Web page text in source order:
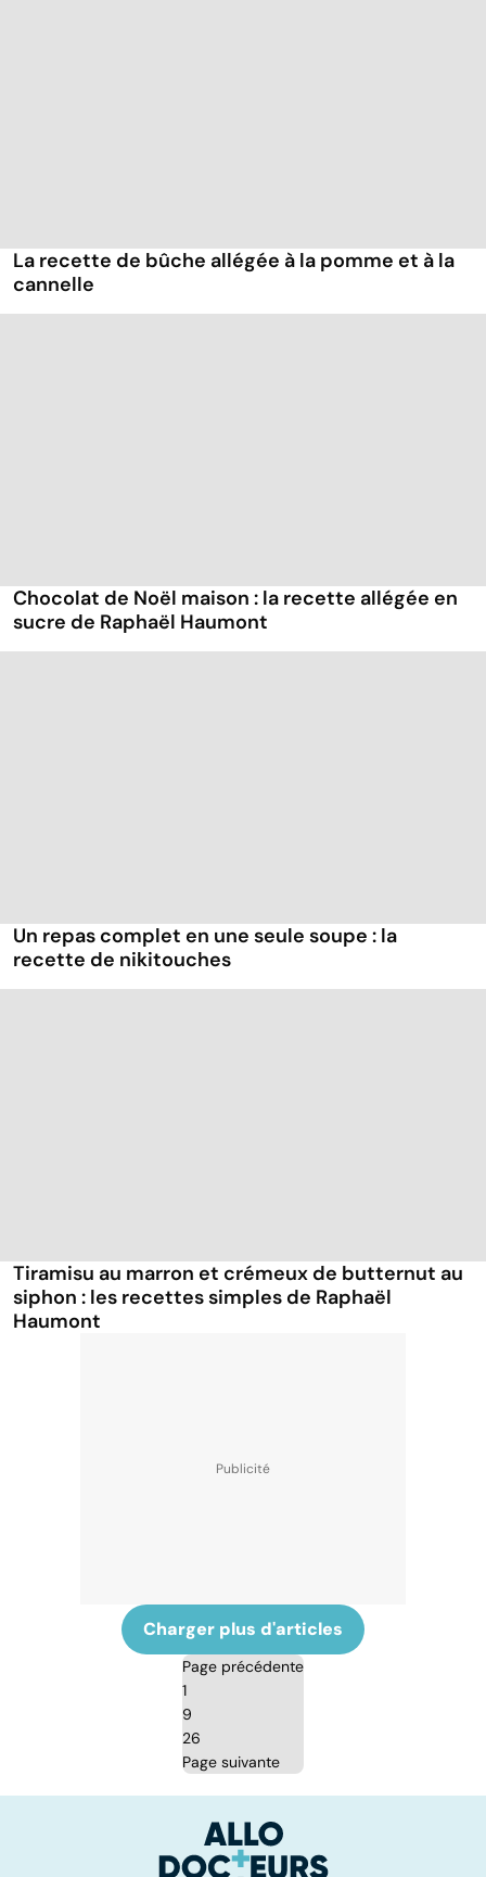
La recette de bûche allégée à la pomme et à la
cannelle
Chocolat de Noël maison : la recette allégée en
sucre de Raphaël Haumont
Un repas complet en une seule soupe : la
recette de nikitouches
Tiramisu au marron et crémeux de butternut au
siphon : les recettes simples de Raphaël
Haumont
Charger plus d'articles
Page précédente
1
9
26
Page suivante